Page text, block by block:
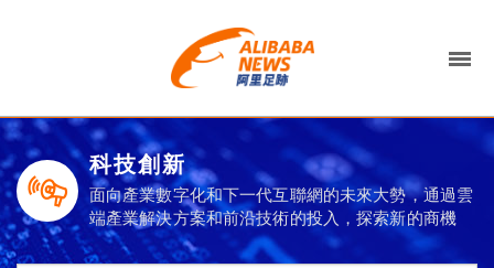
科技創新
面向產業數字化和下一代互聯網的未來大勢，通過雲
端產業解決方案和前沿技術的投入，探索新的商機